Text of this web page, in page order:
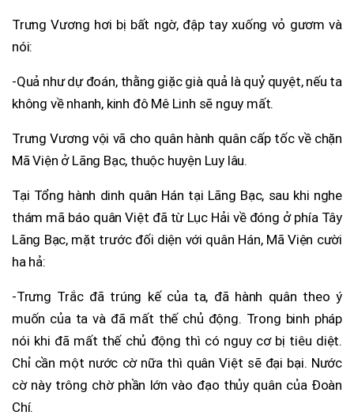
Trưng Vương hơi bị bất ngờ, đập tay xuống vỏ gươm và
nói:
-Quả như dự đoán, thằng giặc già quả là quỷ quyệt, nếu ta
không về nhanh, kinh đô Mê Linh sẽ nguy mất.
Trưng Vương vội vã cho quân hành quân cấp tốc về chặn
Mã Viện ở Lãng Bạc, thuộc huyện Luy lâu.
Tại Tổng hành dinh quân Hán tại Lãng Bạc, sau khi nghe
thám mã báo quân Việt đã từ Lục Hải về đóng ở phía Tây
Lãng Bạc, mặt trước đối diện với quân Hán, Mã Viện cười
ha hả:
-Trưng Trắc đã trúng kế của ta, đã hành quân theo ý
muốn của ta và đã mất thế chủ động. Trong binh pháp
nói khi đã mất thế chủ động thì có nguy cơ bị tiêu diệt.
Chỉ cần một nước cờ nữa thì quân Việt sẽ đại bại. Nước
cờ này trông chờ phần lớn vào đạo thủy quân của Đoàn
Chí.